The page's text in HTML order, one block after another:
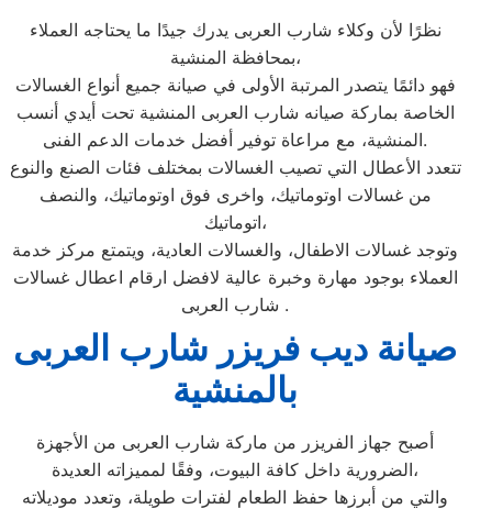
نظرًا لأن وكلاء شارب العربى يدرك جيدًا ما يحتاجه العملاء
بمحافظة المنشية،
فهو دائمًا يتصدر المرتبة الأولى في صيانة جميع أنواع الغسالات
الخاصة بماركة صيانه شارب العربى المنشية تحت أيدي أنسب
المنشية، مع مراعاة توفير أفضل خدمات الدعم الفنى.
تتعدد الأعطال التي تصيب الغسالات بمختلف فئات الصنع والنوع
من غسالات اوتوماتيك، واخرى فوق اوتوماتيك، والنصف
اتوماتيك،
وتوجد غسالات الاطفال، والغسالات العادية، ويتمتع مركز خدمة
العملاء بوجود مهارة وخبرة عالية لافضل ارقام اعطال غسالات
شارب العربى .
صيانة ديب فريزر شارب العربى
بالمنشية
أصبح جهاز الفريزر من ماركة شارب العربى من الأجهزة
الضرورية داخل كافة البيوت، وفقًا لمميزاته العديدة،
والتي من أبرزها حفظ الطعام لفترات طويلة، وتعدد موديلاته